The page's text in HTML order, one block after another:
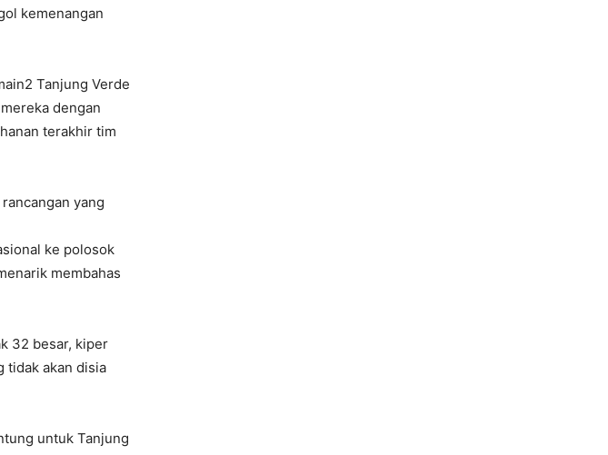
kemenangan
Tanjung Verde
dengan
terakhir tim
yang
ke polosok
membahas
32 besar, kiper
tidak akan disia
untuk Tanjung